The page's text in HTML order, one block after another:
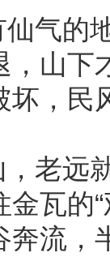
气的
，山下
坏，民
老远
瓦的
奔流，